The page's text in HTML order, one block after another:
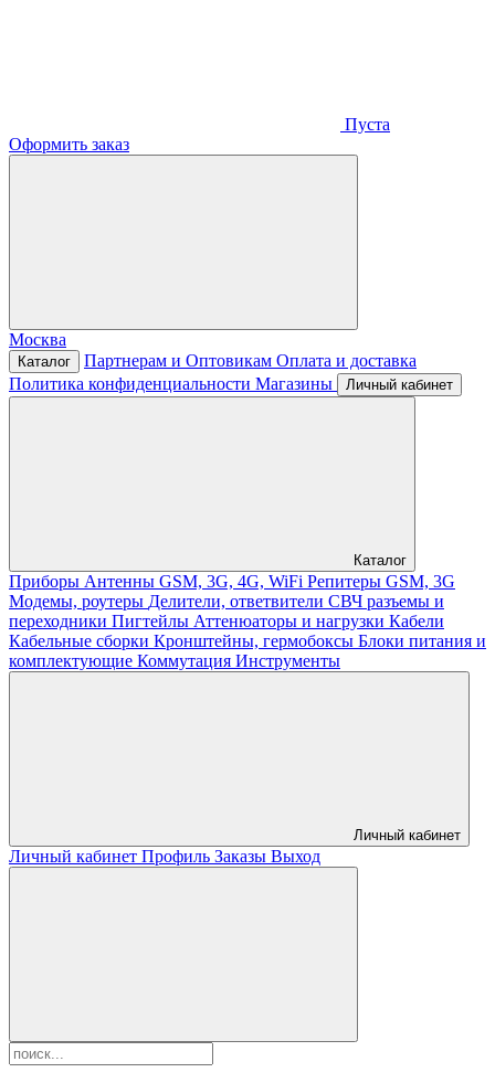
Пуста
Оформить заказ
Москва
Каталог Партнерам и Оптовикам Оплата и доставка
Политика конфиденциальности Магазины Личный кабинет
Каталог
Приборы Антенны GSM, 3G, 4G, WiFi Репитеры GSM, 3G
Модемы, роутеры Делители, ответвители СВЧ разъемы и
переходники Пигтейлы Аттенюаторы и нагрузки Кабели
Кабельные сборки Кронштейны, гермобоксы Блоки питания и
комплектующие Коммутация Инструменты
Личный кабинет
Личный кабинет Профиль Заказы Выход